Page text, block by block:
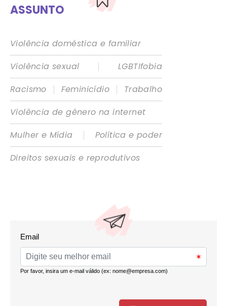
ASSUNTO
Violência doméstica e familiar
Violência sexual
|
LGBTIfobia
Racismo
| Feminicídio |
Trabalho
Violência de gênero na internet
Mulher e Mídia
|
Política e poder
Direitos sexuais e reprodutivos